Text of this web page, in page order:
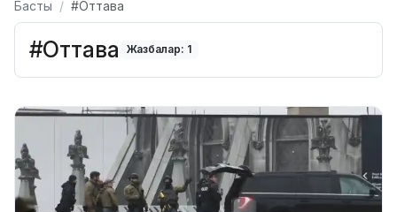
Басты #Оттава
#Оттава Жазбалар: 1